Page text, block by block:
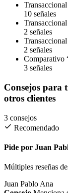
Transaccional
10 señales
Transaccional
2 señales
Transaccional
2 señales
Comparativo
3 señales
Consejos para
otros clientes
3 consejos
Recomendado
Pide por Juan
Múltiples reseñas
Juan Pablo Ana